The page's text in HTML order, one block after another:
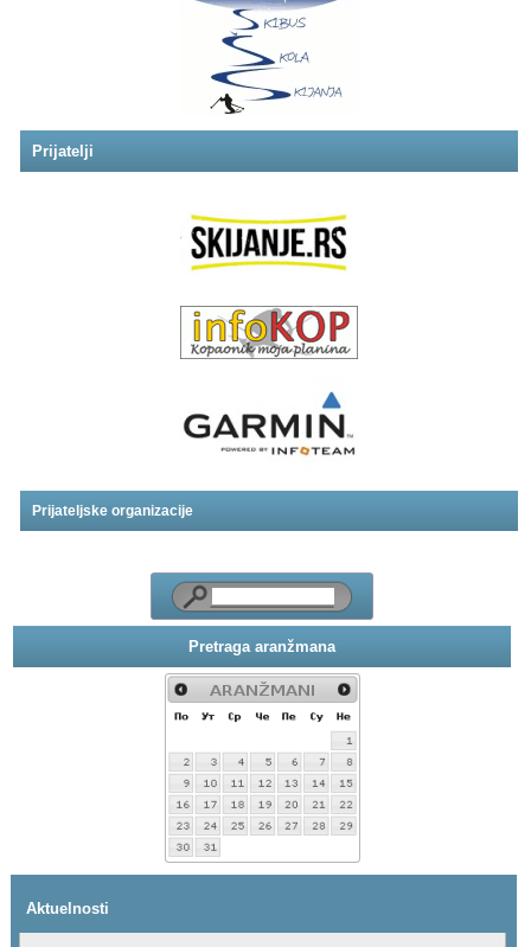
Prijatelji
Prijateljske organizacije
Pretraga aranžmana
Aktuelnosti